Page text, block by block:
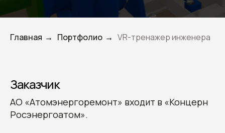
Главная → Портфолио → VR-тренажер инженера
Заказчик
АО «Атомэнергоремонт» входит в «Концерн
Росэнергоатом».